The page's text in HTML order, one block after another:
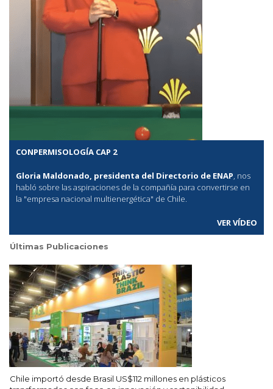
CONPERMISOLOGÍA CAP 2
Gloria Maldonado, presidenta del Directorio de ENAP , nos
habló sobre las aspiraciones de la compañía para convertirse en
la "empresa nacional multienergética" de Chile.
VER VÍDEO
Últimas Publicaciones
Chile importó desde Brasil US$112 millones en plásticos